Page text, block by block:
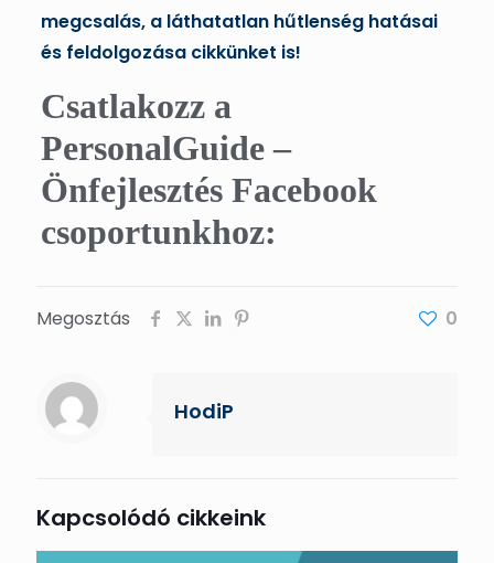
megcsalás, a láthatatlan hűtlenség hatásai
és feldolgozása cikkünket is!
Csatlakozz a
PersonalGuide –
Önfejlesztés Facebook
csoportunkhoz:
Megosztás 0
HodiP
Kapcsolódó cikkeink